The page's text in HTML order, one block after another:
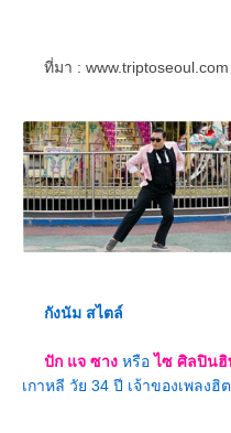
ที่มา : www.triptoseoul.com
กังนัม สไตล์
ปัก แจ ซาง หรือไซ ศิลปิน
เกาหลี วัย 34 ปี เจ้าของเพลงฮิต